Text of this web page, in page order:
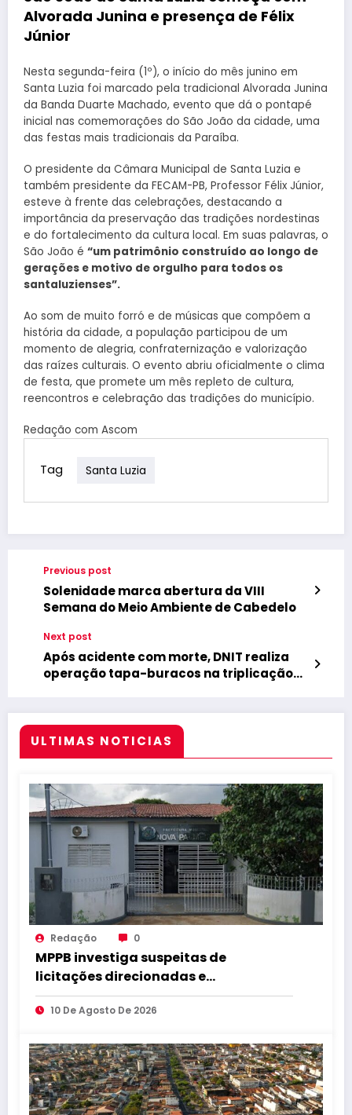
Alvorada Junina e presença de Félix
Júnior
Nesta segunda-feira (1º), o início do mês junino em
Santa Luzia foi marcado pela tradicional Alvorada Junina
da Banda Duarte Machado, evento que dá o pontapé
inicial nas comemorações do São João da cidade, uma
das festas mais tradicionais da Paraíba.
O presidente da Câmara Municipal de Santa Luzia e
também presidente da FECAM-PB, Professor Félix Júnior,
esteve à frente das celebrações, destacando a
importância da preservação das tradições nordestinas
e do fortalecimento da cultura local. Em suas palavras, o
São João é “um patrimônio construído ao longo de
gerações e motivo de orgulho para todos os
santaluzienses”.
Ao som de muito forró e de músicas que compõem a
história da cidade, a população participou de um
momento de alegria, confraternização e valorização
das raízes culturais. O evento abriu oficialmente o clima
de festa, que promete um mês repleto de cultura,
reencontros e celebração das tradições do município.
Redação com Ascom
Tag Santa Luzia
Previous post
Solenidade marca abertura da VIII
Semana do Meio Ambiente de Cabedelo
Next post
Após acidente com morte, DNIT realiza
operação tapa-buracos na triplicação
ULTIMAS NOTICIAS
Redação 0
MPPB investiga suspeitas de
licitações direcionadas e
favorecimento na Prefeitura de Nova
Palmeira
10 De Agosto De 2026